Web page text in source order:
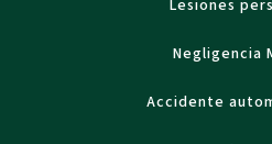
Lesiones
Negligencia
Accidente